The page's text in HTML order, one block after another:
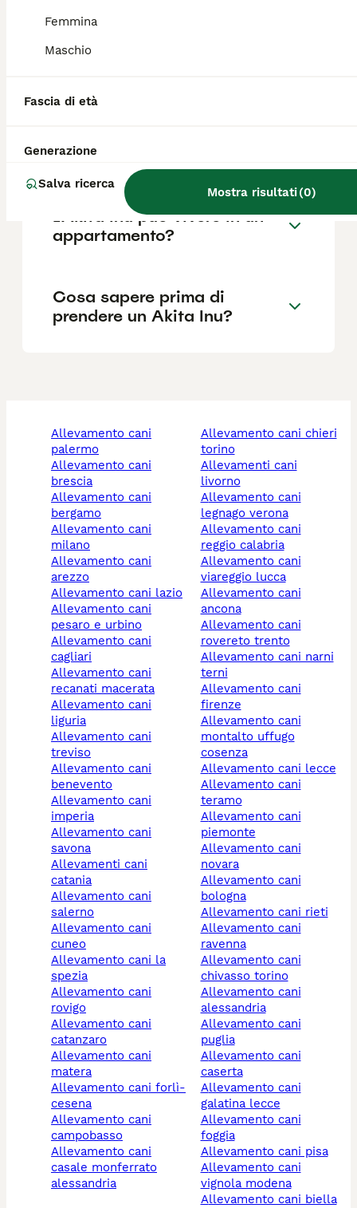
Femmina
Maschio
Fascia di età
Generazione
Salva ricerca
Mostra risultati(0)
Quali sono i difetti di un
difficile?
L'Akita Inu può vivere in un
appartamento?
Cosa sapere prima di
prendere un Akita Inu?
allevamento cani
palermo
allevamento cani
brescia
allevamento cani
bergamo
allevamento cani
milano
allevamento cani
arezzo
allevamento cani lazio
allevamento cani
pesaro e urbino
allevamento cani
cagliari
allevamento cani
recanati macerata
allevamento cani
liguria
allevamento cani
treviso
allevamento cani
benevento
allevamento cani
imperia
allevamento cani
savona
allevamenti cani
catania
allevamento cani
salerno
allevamento cani
cuneo
allevamento cani la
spezia
allevamento cani
rovigo
allevamento cani
catanzaro
allevamento cani
matera
allevamento cani forlì-
cesena
allevamento cani
campobasso
allevamento cani
casale monferrato
alessandria
allevamento cani chieri
torino
allevamenti cani
livorno
allevamento cani
legnago verona
allevamento cani
reggio calabria
allevamento cani
viareggio lucca
allevamento cani
ancona
allevamento cani
rovereto trento
allevamento cani narni
terni
allevamento cani
firenze
allevamento cani
montalto uffugo
cosenza
allevamento cani lecce
allevamento cani
teramo
allevamento cani
piemonte
allevamento cani
novara
allevamento cani
bologna
allevamento cani rieti
allevamento cani
ravenna
allevamento cani
chivasso torino
allevamento cani
alessandria
allevamento cani
puglia
allevamento cani
caserta
allevamento cani
galatina lecce
allevamento cani
foggia
allevamento cani pisa
allevamento cani
vignola modena
allevamento cani biella